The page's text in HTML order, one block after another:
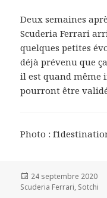
Deux semaines
Scuderia Ferrari
quelques petites
déjà prévenu que
il est quand même
pourront être
Photo :
Publié
le
24 septembre 2020
Scuderia Ferrari, Sotchi